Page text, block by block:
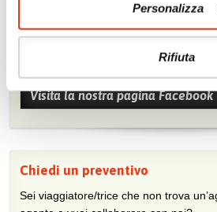
Personalizza
Rifiuta
Mostraci le tue foto su Facebook
Visita la nostra pagina Facebook
Chiedi un preventivo
Sei viaggiatore/trice che non trova un’agenzia vicina o sei